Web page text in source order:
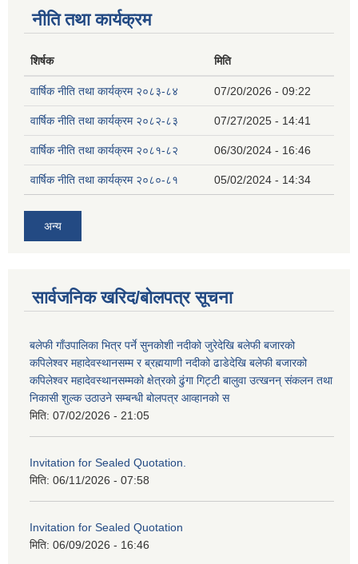
नीति तथा कार्यक्रम
शिर्षक मिति
वार्षिक नीति तथा कार्यक्रम २०८३-८४ 07/20/2026 - 09:22
वार्षिक नीति तथा कार्यक्रम २०८२-८३ 07/27/2025 - 14:41
वार्षिक नीति तथा कार्यक्रम २०८१-८२ 06/30/2024 - 16:46
वार्षिक नीति तथा कार्यक्रम २०८०-८१ 05/02/2024 - 14:34
अन्य
सार्वजनिक खरिद/बोलपत्र सूचना
बलेफी गाँउपालिका भित्र पर्ने सुनकोशी नदीको जुरेदेखि बलेफी बजारको
कपिलेश्वर महादेवस्थानसम्म र ब्रह्मयाणी नदीको ढाडेदेखि बलेफी बजारको
कपिलेश्वर महादेवस्थानसम्मको क्षेत्रको ढुंगा गिट्टी बालुवा उत्खनन् संकलन तथा
निकासी शुल्क उठाउने सम्बन्धी बोलपत्र आव्हानको स
मिति: 07/02/2026 - 21:05
Invitation for Sealed Quotation.
मिति: 06/11/2026 - 07:58
Invitation for Sealed Quotation
मिति: 06/09/2026 - 16:46